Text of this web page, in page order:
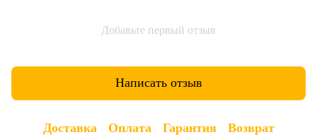
Добавьте первый отзыв
Написать отзыв
Доставка Оплата Гарантия Возврат